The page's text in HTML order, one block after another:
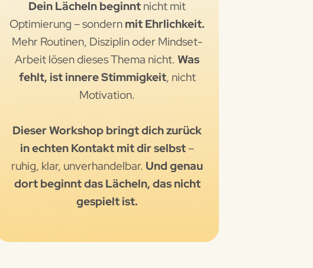
Dein Lächeln beginnt nicht mit
Optimierung – sondern mit Ehrlichkeit.
Mehr Routinen, Disziplin oder Mindset-
Arbeit lösen dieses Thema nicht.Was
fehlt, ist innere Stimmigkeit, nicht
Motivation.
Dieser Workshop bringt dich zurück
in echten Kontakt mit dir selbst –
ruhig, klar, unverhandelbar. Und genau
dort beginnt das Lächeln, das nicht
gespielt ist.